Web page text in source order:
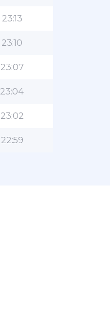
23:13
23:10
23:07
23:04
23:02
22:59